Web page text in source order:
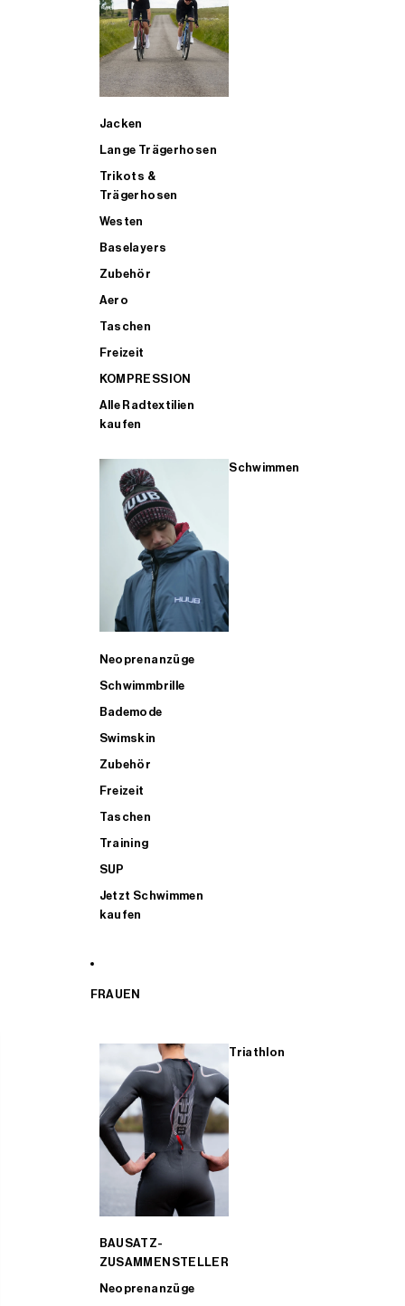
Jacken
Lange Trägerhosen
Trikots &
Trägerhosen
Westen
Baselayers
Zubehör
Aero
Taschen
Freizeit
KOMPRESSION
Alle Radtextilien
kaufen
Schwimmen
Neoprenanzüge
Schwimmbrille
Bademode
Swimskin
Zubehör
Freizeit
Taschen
Training
SUP
Jetzt Schwimmen
kaufen
FRAUEN
Triathlon
BAUSATZ-
ZUSAMMENSTELLER
Neoprenanzüge
ALLE TRIATHLONARTIKEL FÜR MÄNNER KAUFEN